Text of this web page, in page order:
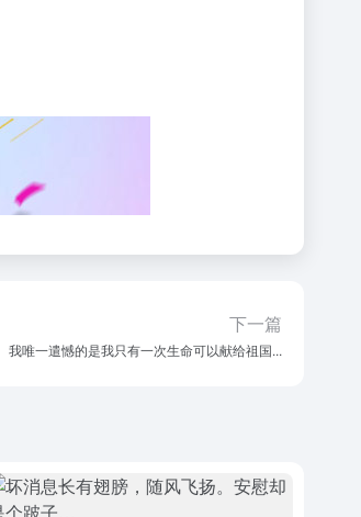
下一篇
我唯一遣憾的是我只有一次生命可以献给祖国...